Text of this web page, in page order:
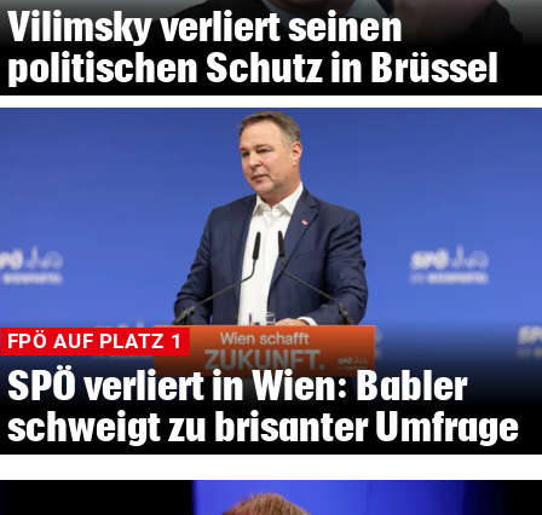
Vilimsky verliert seinen
politischen Schutz in Brüssel
FPÖ AUF PLATZ 1
SPÖ verliert in Wien: Babler
schweigt zu brisanter Umfrage